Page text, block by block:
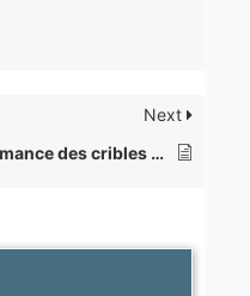
Next
Optimisation de la performance des cribles à rouleaux dans les usines de bouletage